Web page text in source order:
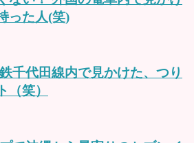
った人(笑)
千代田線内で見かけた、つり
（笑）